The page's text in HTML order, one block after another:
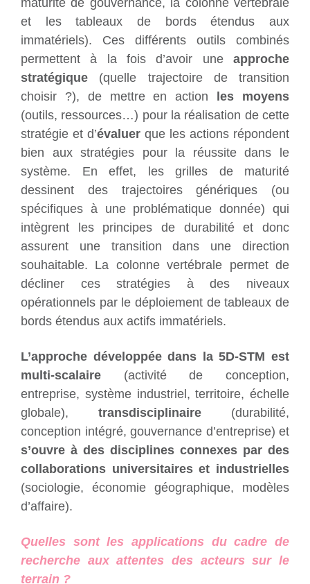
maturité de gouvernance, la colonne vertébrale
et les tableaux de bords étendus aux
immatériels). Ces différents outils combinés
permettent à la fois d’avoir une approche
stratégique (quelle trajectoire de transition
choisir ?), de mettre en action
les moyens
(outils, ressources…) pour la réalisation de cette
stratégie et d’évaluer que les actions répondent
bien aux stratégies pour la réussite dans le
système. En effet, les grilles de maturité
dessinent des trajectoires génériques (ou
spécifiques à une problématique donnée) qui
intègrent les principes de durabilité et donc
assurent une transition dans une direction
souhaitable. La colonne vertébrale permet de
décliner ces stratégies à des niveaux
opérationnels par le déploiement de tableaux de
bords étendus aux actifs immatériels.
L’approche développée dans la 5D-STM est
multi-scalaire (activité de conception,
entreprise, système industriel, territoire, échelle
globale), transdisciplinaire (durabilité,
conception intégré, gouvernance d’entreprise) et
s’ouvre à des disciplines connexes par des
collaborations universitaires et industrielles
(sociologie, économie géographique, modèles
d’affaire).
Quelles sont les applications du cadre de
recherche aux attentes des acteurs sur le
terrain ?